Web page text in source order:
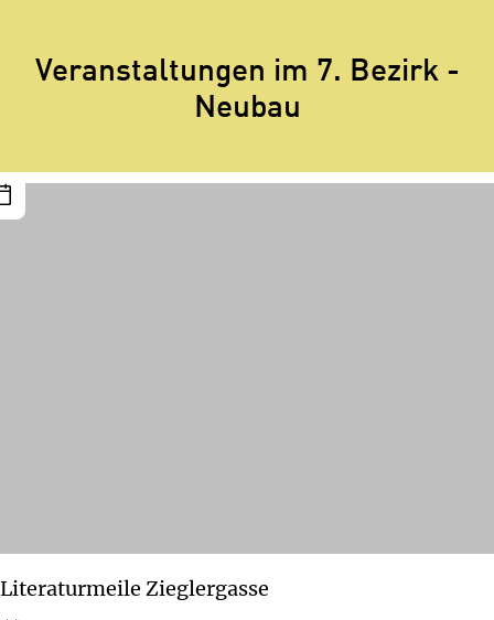
Veranstaltungen im 7. Bezirk -
Neubau
Literaturmeile Zieglergasse